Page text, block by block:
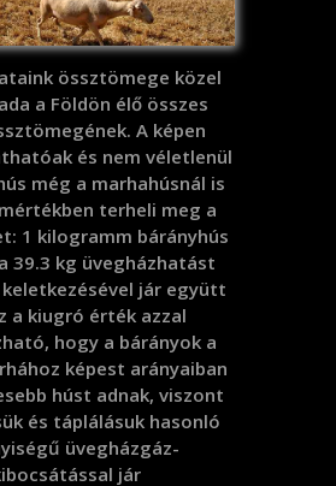
össztömege közel
a Földön élő összes
A képen
és nem véletlenül
még a marhahúsnál is
terheli meg a
1 kilogramm bárányhús
39.3 kg üvegházhatást
jár együtt
a kiugró érték azzal
hogy a bárányok a
képest arányaiban
húst adnak, viszont
és táplálásuk hasonló
üvegházgáz-
jár